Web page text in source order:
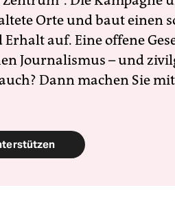
Orte und baut einen
Erhalt auf. Eine offene
Journalismus – und
Dann machen Sie